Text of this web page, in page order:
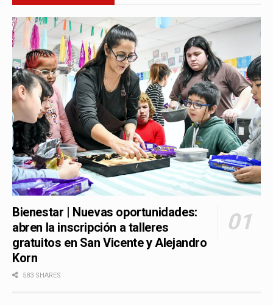
Bienestar | Nuevas oportunidades:
abren la inscripción a talleres
gratuitos en San Vicente y Alejandro
Korn
583 SHARES